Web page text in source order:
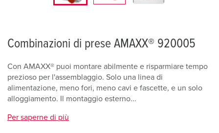
Combinazioni di prese AMAXX® 920005
Con AMAXX® puoi montare abilmente e risparmiare tempo
prezioso per l'assemblaggio. Solo una linea di
alimentazione, meno fori, meno cavi e fascette, e un solo
alloggiamento. Il montaggio esterno...
Per saperne di più